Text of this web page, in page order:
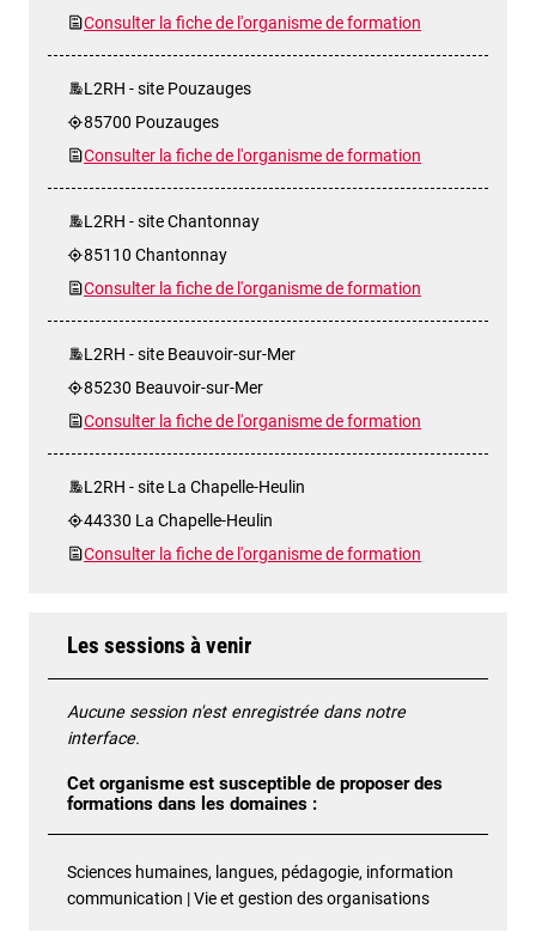
Consulter la fiche de l'organisme de formation
L2RH - site Pouzauges
85700 Pouzauges
Consulter la fiche de l'organisme de formation
L2RH - site Chantonnay
85110 Chantonnay
Consulter la fiche de l'organisme de formation
L2RH - site Beauvoir-sur-Mer
85230 Beauvoir-sur-Mer
Consulter la fiche de l'organisme de formation
L2RH - site La Chapelle-Heulin
44330 La Chapelle-Heulin
Consulter la fiche de l'organisme de formation
Les sessions à venir
Aucune session n'est enregistrée dans notre
interface.
Cet organisme est susceptible de proposer des
formations dans les domaines :
Sciences humaines, langues, pédagogie, information
communication | Vie et gestion des organisations